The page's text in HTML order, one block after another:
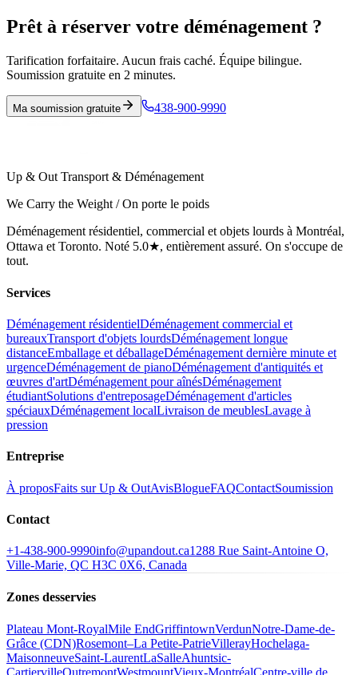
Prêt à réserver votre déménagement ?
Tarification forfaitaire. Aucun frais caché. Équipe bilingue.
Soumission gratuite en 2 minutes.
Ma soumission gratuite 438-900-9990
Up & Out Transport & Déménagement
We Carry the Weight / On porte le poids
Déménagement résidentiel, commercial et objets lourds à Montréal,
Ottawa et Toronto. Noté 5.0★, entièrement assuré. On s'occupe de
tout.
Services
Déménagement résidentielDéménagement commercial et
bureauxTransport d'objets lourdsDéménagement longue
distanceEmballage et déballageDéménagement dernière minute et
urgenceDéménagement de pianoDéménagement d'antiquités et
œuvres d'artDéménagement pour aînésDéménagement
étudiantSolutions d'entreposageDéménagement d'articles
spéciauxDéménagement localLivraison de meublesLavage à
pression
Entreprise
À proposFaits sur Up & OutAvisBlogueFAQContactSoumission
Contact
+1-438-900-9990info@upandout.ca1288 Rue Saint-Antoine O,
Ville-Marie, QC H3C 0X6, Canada
Zones desservies
Plateau Mont-RoyalMile EndGriffintownVerdunNotre-Dame-de-
Grâce (CDN)Rosemont–La Petite-PatrieVillerayHochelaga-
MaisonneuveSaint-LaurentLaSalleAhuntsic-
CartiervilleOutremontWestmountVieux-MontréalCentre-ville de